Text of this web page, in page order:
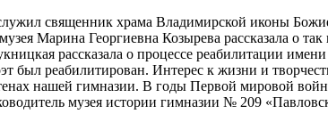
священник храма Владимирской иконы
Марина Георгиевна Козырева рассказала о
рассказала о процессе реабилитации
реабилитирован. Интерес к жизни и
нашей гимназии. В годы Первой мировой
музея истории гимназии № 209